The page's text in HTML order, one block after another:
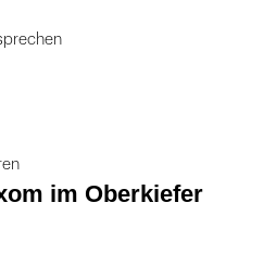
im Oberkiefer